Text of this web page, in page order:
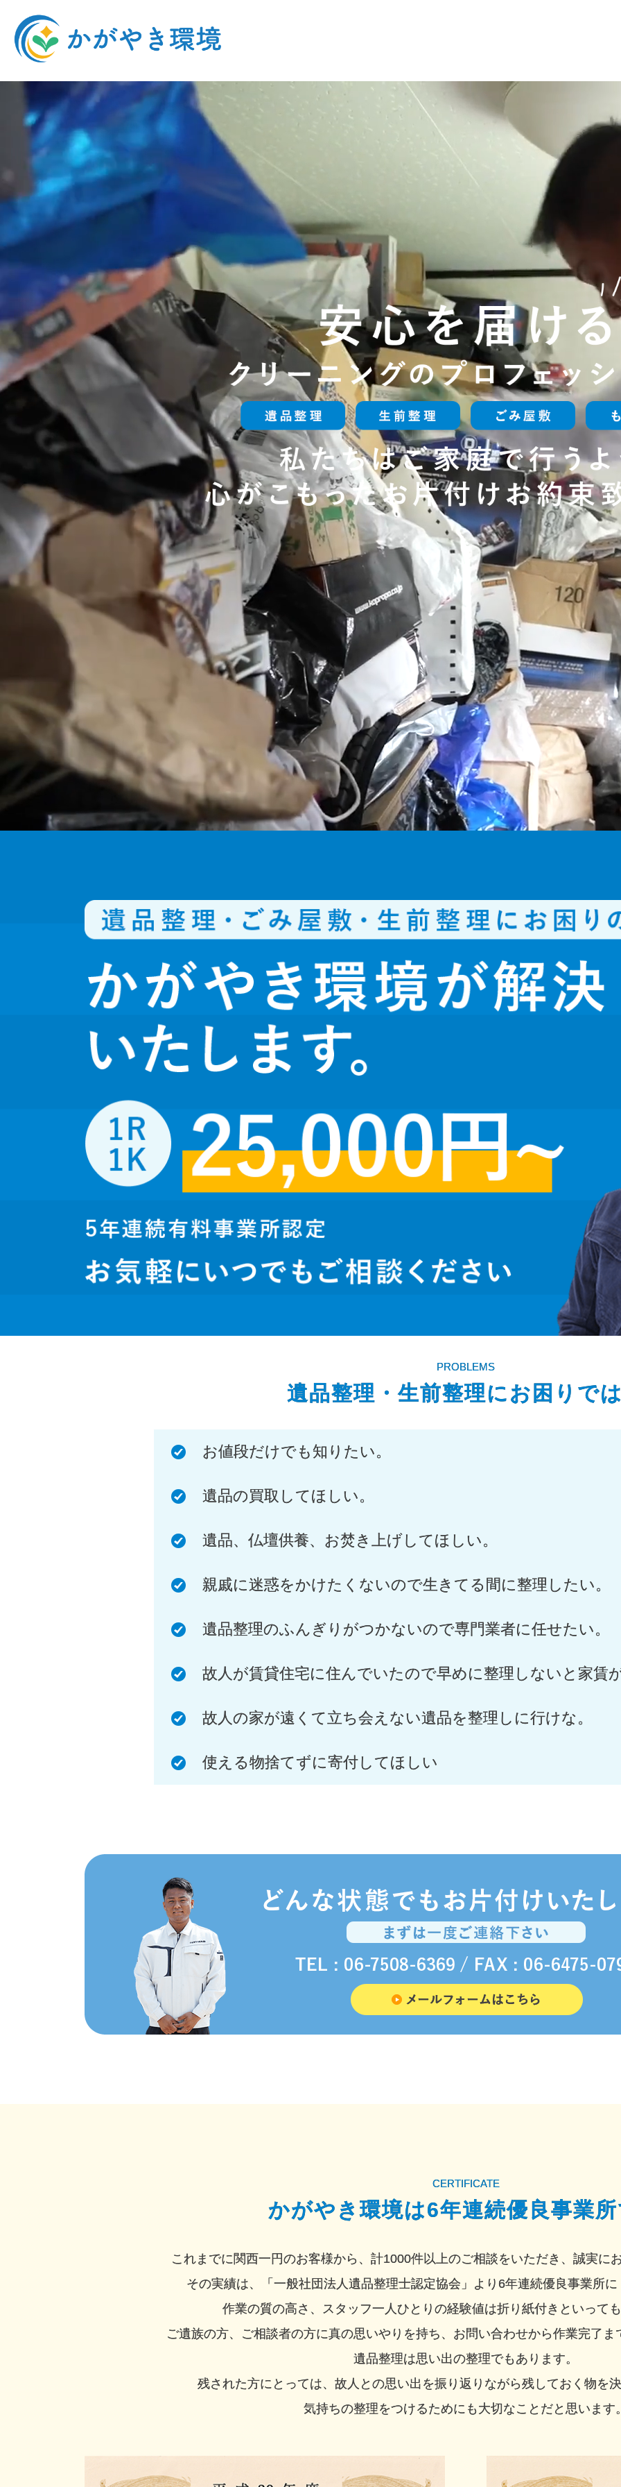
PROBLEMS
遺品整理・生前整理にお困りで
お値段だけでも知りたい。
遺品の買取してほしい。
遺品、仏壇供養、お焚き上げしてほしい。
親戚に迷惑をかけたくないので生きてる間に整理したい。
遺品整理のふんぎりがつかないので専門業者に任せたい。
故人が賃貸住宅に住んでいたので早めに整理しないと家賃
故人の家が遠くて立ち会えない遺品を整理しに行けな。
使える物捨てずに寄付してほしい
CERTIFICATE
かがやき環境は6年連続優良事業
これまでに関西一円のお客様から、計1000件以上のご相談をいただき、誠実に
その実績は、「一般社団法人遺品整理士認定協会」より6年連続優良事業所
作業の質の高さ、スタッフ一人ひとりの経験値は折り紙付きといって
ご遺族の方、ご相談者の方に真の思いやりを持ち、お問い合わせから作業完了
遺品整理は思い出の整理でもあります。
残された方にとっては、故人との思い出を振り返りながら残しておく物を
気持ちの整理をつけるためにも大切なことだと思います